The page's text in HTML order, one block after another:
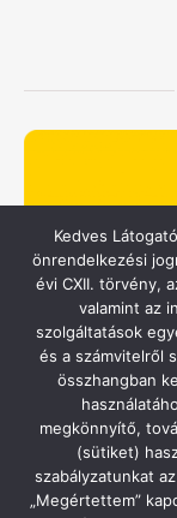
Kedves
önrendelkezési
évi CXII. törvény,
valamint az
szolgáltatások
és a számvitelről
összhangban
megkönnyítő,
(sütiket)
szabályzatunkat
„Megértettem”